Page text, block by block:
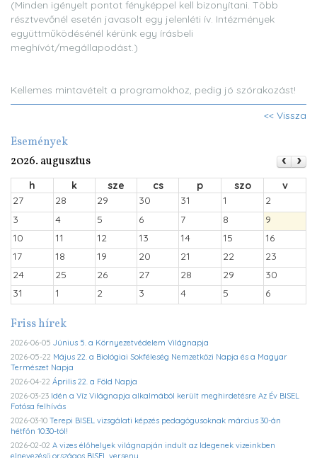
(Minden igényelt pontot fényképpel kell bizonyítani. Több
résztvevőnél esetén javasolt egy jelenléti ív. Intézmények
együttműködésénél kérünk egy írásbeli
meghívót/megállapodást.)
Kellemes mintavételt a programokhoz, pedig jó szórakozást!
<< Vissza
Események
2026. augusztus
h k sze cs p szo
v
27
28 29 30 31 1
2
3
4 5 6 7 8
9
10
11 12 13 14 15
16
17
18 19 20 21 22
23
24
25 26 27 28 29
30
31
1 2 3 4 5 6
Friss hírek
2026-06-05 Június 5. a Környezetvédelem Világnapja
2026-05-22 Május 22. a Biológiai Sokféleség Nemzetközi Napja és a Magyar
Természet Napja
2026-04-22 Április 22. a Föld Napja
2026-03-23 Idén a Víz Világnapja alkalmából került meghirdetésre Az Év BISEL
Fotósa felhívás
2026-03-10 Terepi BISEL vizsgálati képzés pedagógusoknak március 30-án
hétfőn 10:30-tól!
2026-02-02 A vizes élőhelyek világnapján indult az Idegenek vizeinkben